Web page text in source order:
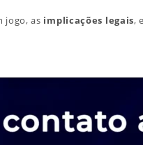
jogo, as implicações legais,